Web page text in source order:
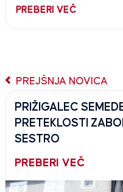
PREBERI VEČ
PREJŠNJA NOVICA
PRIŽIGALEC
PRETEKLOSTI
SESTRO
PREBERI VEČ